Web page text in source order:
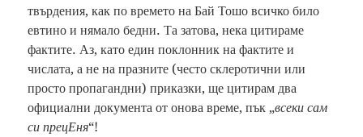
твърдения, как по времето на Бай Тошо всичко било
евтино и нямало бедни. Та затова, нека цитираме
фактите. Аз, като един поклонник на фактите и
числата, а не на празните (често склеротични или
просто пропагандни) приказки, ще цитирам два
официални документа от онова време, пък „всеки сам
си прецЕня“!